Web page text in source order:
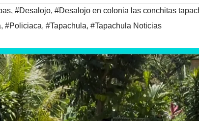
, #Desalojo, #Desalojo en colonia las conchitas
, #Policiaca, #Tapachula, #Tapachula Noticias